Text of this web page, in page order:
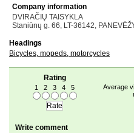
Company information
DVIRAČIŲ TAISYKLA
Staniūnų g. 66, LT-36142,
Headings
Bicycles, mopeds, motorcycles
Rating
1 2 3 4 5
Average
Write comment